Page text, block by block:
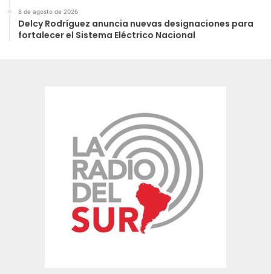
8 de agosto de 2026
Delcy Rodríguez anuncia nuevas designaciones para
fortalecer el Sistema Eléctrico Nacional